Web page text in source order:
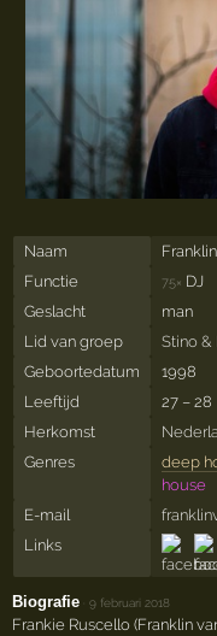
Naam
Functie
75× DJ
Geslacht
man
Lid van groep
Stino &
Geboortedatum
1998
Leeftijd
27 – 28
Herkomst
Genres deep
house
E-mail
Links
Biografie ·9 februari 2018
Frankie Ruscello (Franklin